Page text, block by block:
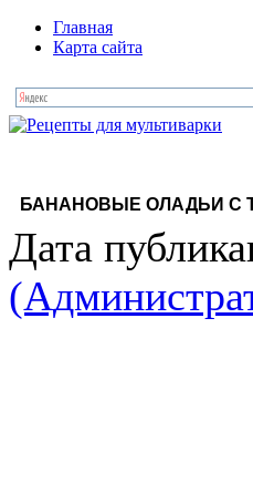
Главная
Карта сайта
БАНАНОВЫЕ ОЛАДЬИ С
Дата